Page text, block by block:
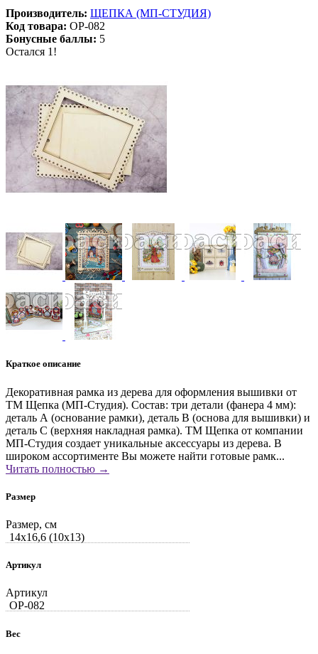
Производитель: ЩЕПКА (МП-СТУДИЯ)
Код товара: ОР-082
Бонусные баллы: 5
Остался 1!
Краткое описание
Декоративная рамка из дерева для оформления вышивки от
ТМ Щепка (МП-Студия). Состав: три детали (фанера 4 мм):
деталь А (основание рамки), деталь В (основа для вышивки) и
деталь С (верхняя накладная рамка). ТМ Щепка от компании
МП-Студия создает уникальные аксессуары из дерева. В
широком ассортименте Вы можете найти готовые рамк...
Читать полностью →
Размер
Размер, см
14x16,6 (10x13)
Артикул
Артикул
ОР-082
Вес